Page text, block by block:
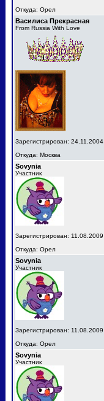
Откуда: Орел
Василиса Прекрасная
From Russia With Love
Зарегистрирован: 24.11.2004
Откуда: Москва
Sovynia
Участник
Зарегистрирован: 11.08.2009
Откуда: Орел
Sovynia
Участник
Зарегистрирован: 11.08.2009
Откуда: Орел
Sovynia
Участник